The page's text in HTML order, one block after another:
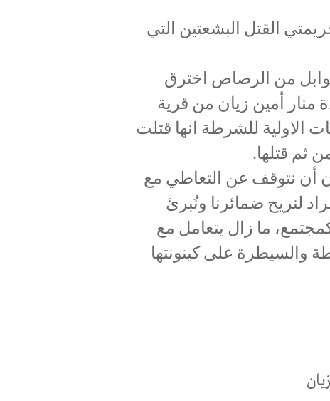
القتل البشعتين التي
من الطيبة (60 عاما) بوابل من الرصاص اخترق
منار أمين زيان من قرية
الاولية للشرطة انها قتلت
ثم قتلها.
أن نتوقف عن التعاطي مع
لنريح ضمائرنا ونُبرئ
ما زال يتعامل مع
والسيطرة على كينونتها